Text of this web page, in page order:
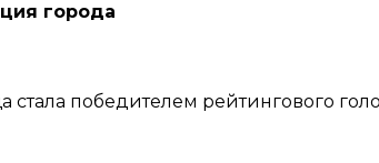
города
стала победителем рейтингового